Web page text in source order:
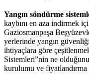
Yangın söndürme
kaybını en aza indirmek
Gaziosmanpaşa
yerlerinde yangın
ihtiyaçlara göre
Sistemleri”nin ne
kurulumu ve fiyatlandırma